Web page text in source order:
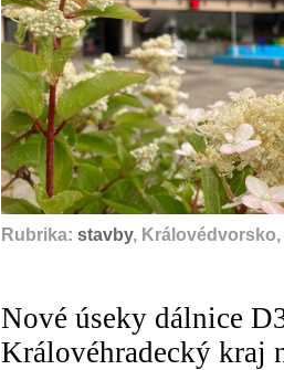
Rubrika: stavby, Královédvorsko,
Nové úseky dálnice
Královéhradecký kraj